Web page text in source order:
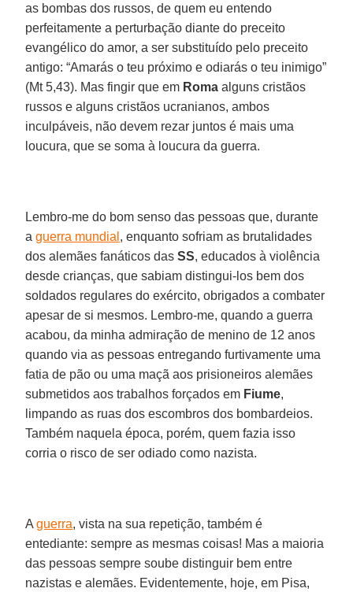
as bombas dos russos, de quem eu entendo
perfeitamente a perturbação diante do preceito
evangélico do amor, a ser substituído pelo preceito
antigo: “Amarás o teu próximo e odiarás o teu inimigo”
(Mt 5,43). Mas fingir que em Roma alguns cristãos
russos e alguns cristãos ucranianos, ambos
inculpáveis, não devem rezar juntos é mais uma
loucura, que se soma à loucura da guerra.
Lembro-me do bom senso das pessoas que, durante
aguerra mundial , enquanto sofriam as brutalidades
dos alemães fanáticos dasSS, educados à violência
desde crianças, que sabiam distingui-los bem dos
soldados regulares do exército, obrigados a combater
apesar de si mesmos. Lembro-me, quando a guerra
acabou, da minha admiração de menino de 12 anos
quando via as pessoas entregando furtivamente uma
fatia de pão ou uma maçã aos prisioneiros alemães
submetidos aos trabalhos forçados em Fiume,
limpando as ruas dos escombros dos bombardeios.
Também naquela época, porém, quem fazia isso
corria o risco de ser odiado como nazista.
Aguerra, vista na sua repetição, também é
entediante: sempre as mesmas coisas! Mas a maioria
das pessoas sempre soube distinguir bem entre
nazistas e alemães. Evidentemente, hoje, em Pisa,